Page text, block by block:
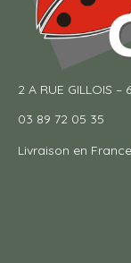
2 A RUE GILLOIS –
03 89 72 05 35
Livraison en